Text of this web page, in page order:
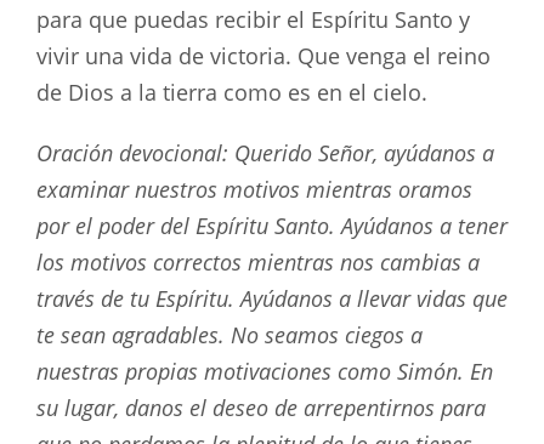
para que puedas recibir el Espíritu Santo y
vivir una vida de victoria. Que venga el reino
de Dios a la tierra como es en el cielo.
Oración devocional: Querido Señor, ayúdanos a
examinar nuestros motivos mientras oramos
por el poder del Espíritu Santo. Ayúdanos a tener
los motivos correctos mientras nos cambias a
través de tu Espíritu. Ayúdanos a llevar vidas que
te sean agradables. No seamos ciegos a
nuestras propias motivaciones como Simón. En
su lugar, danos el deseo de arrepentirnos para